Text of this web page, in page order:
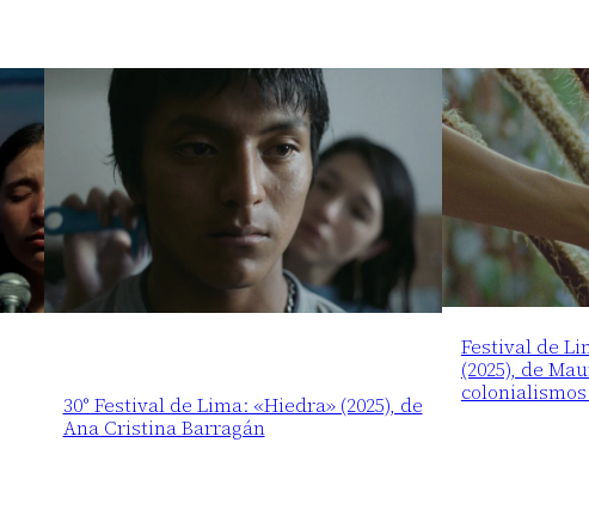
30° Festival de Lima: «Hiedra» (2025), de
Ana Cristina Barragán
Festival de
(2025), de